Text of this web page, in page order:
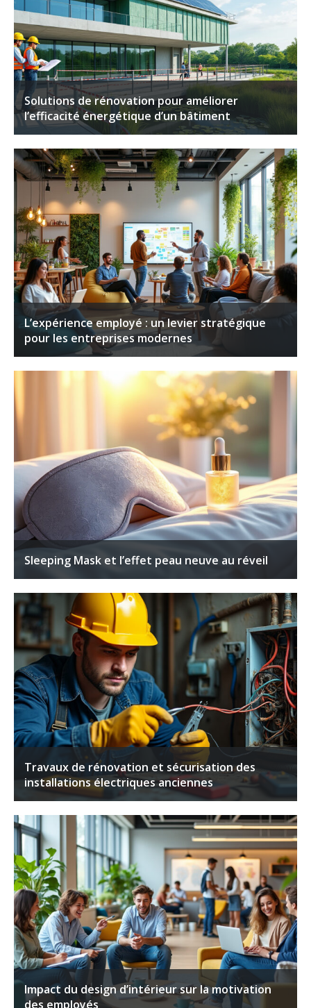
Solutions de rénovation pour améliorer
l’efficacité énergétique d’un bâtiment
L’expérience employé : un levier stratégique
pour les entreprises modernes
Sleeping Mask et l’effet peau neuve au réveil
Travaux de rénovation et sécurisation des
installations électriques anciennes
Impact du design d’intérieur sur la motivation
des employés